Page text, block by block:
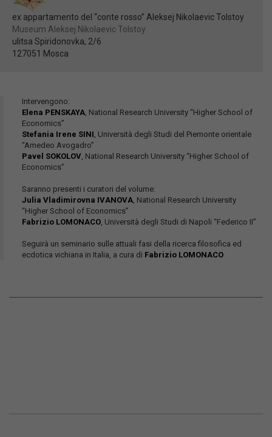
ex appartamento del “conte rosso” Aleksej Nikolaevic Tolstoy
Museum Aleksej Nikolaevic Tolstoy
ulitsa Spiridonovka, 2/6
127051 Mosca
Intervengono:
Elena PENSKAYA , National Research University “Higher School of
Economics”
Stefania Irene SINI , Università degli Studi del Piemonte orientale
“Amedeo Avogadro”
Pavel SOKOLOV , National Research University “Higher School of
Economics”
Saranno presenti i curatori del volume:
Julia Vladimirovna IVANOVA , National Research University
“Higher School of Economics”
Fabrizio LOMONACO , Università degli Studi di Napoli “Federico II”
Seguirà un seminario sulle attuali fasi della ricerca filosofica ed
ecdotica vichiana in Italia, a cura di Fabrizio LOMONACO